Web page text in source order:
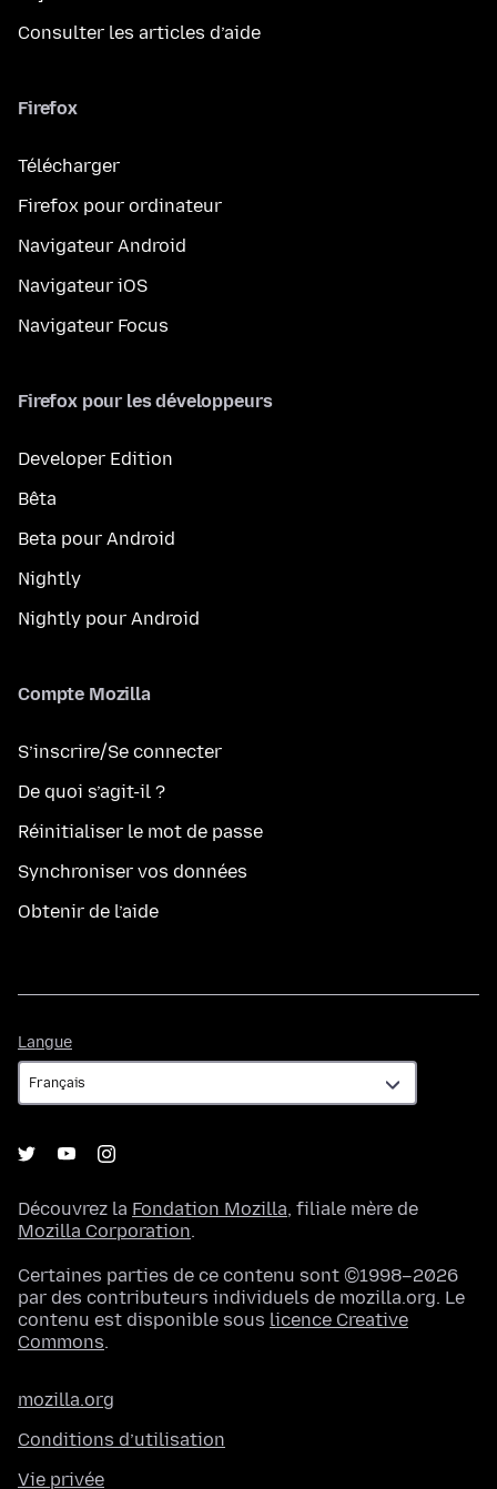
Consulter les articles d’aide
Firefox
Télécharger
Firefox pour ordinateur
Navigateur Android
Navigateur iOS
Navigateur Focus
Firefox pour les développeurs
Developer Edition
Bêta
Beta pour Android
Nightly
Nightly pour Android
Compte Mozilla
S’inscrire/Se connecter
De quoi s’agit-il ?
Réinitialiser le mot de passe
Synchroniser vos données
Obtenir de l’aide
Langue
Découvrez la Fondation Mozilla, filiale mère de
Mozilla Corporation.
Certaines parties de ce contenu sont ©1998–2026
par des contributeurs individuels de mozilla.org. Le
contenu est disponible sous licence Creative
Commons.
mozilla.org
Conditions d’utilisation
Vie privée